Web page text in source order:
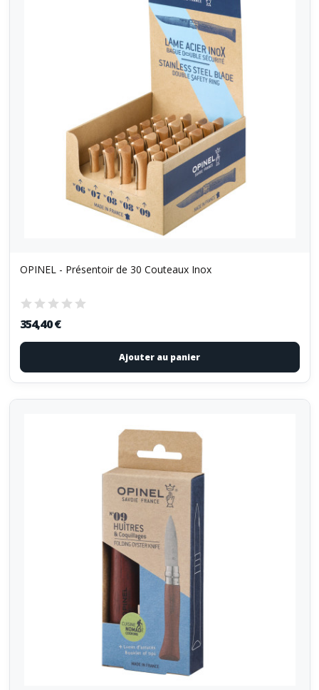
OPINEL - Présentoir de 30 Couteaux Inox
354,40 €
Ajouter au panier